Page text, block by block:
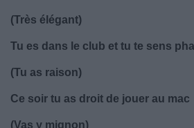
(Très élégant)
Tu es dans le club et tu te sens
(Tu as raison)
Ce soir tu as droit de jouer au mac
(Vas y mignon)